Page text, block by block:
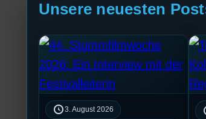
Unsere neuesten
3. August 2026